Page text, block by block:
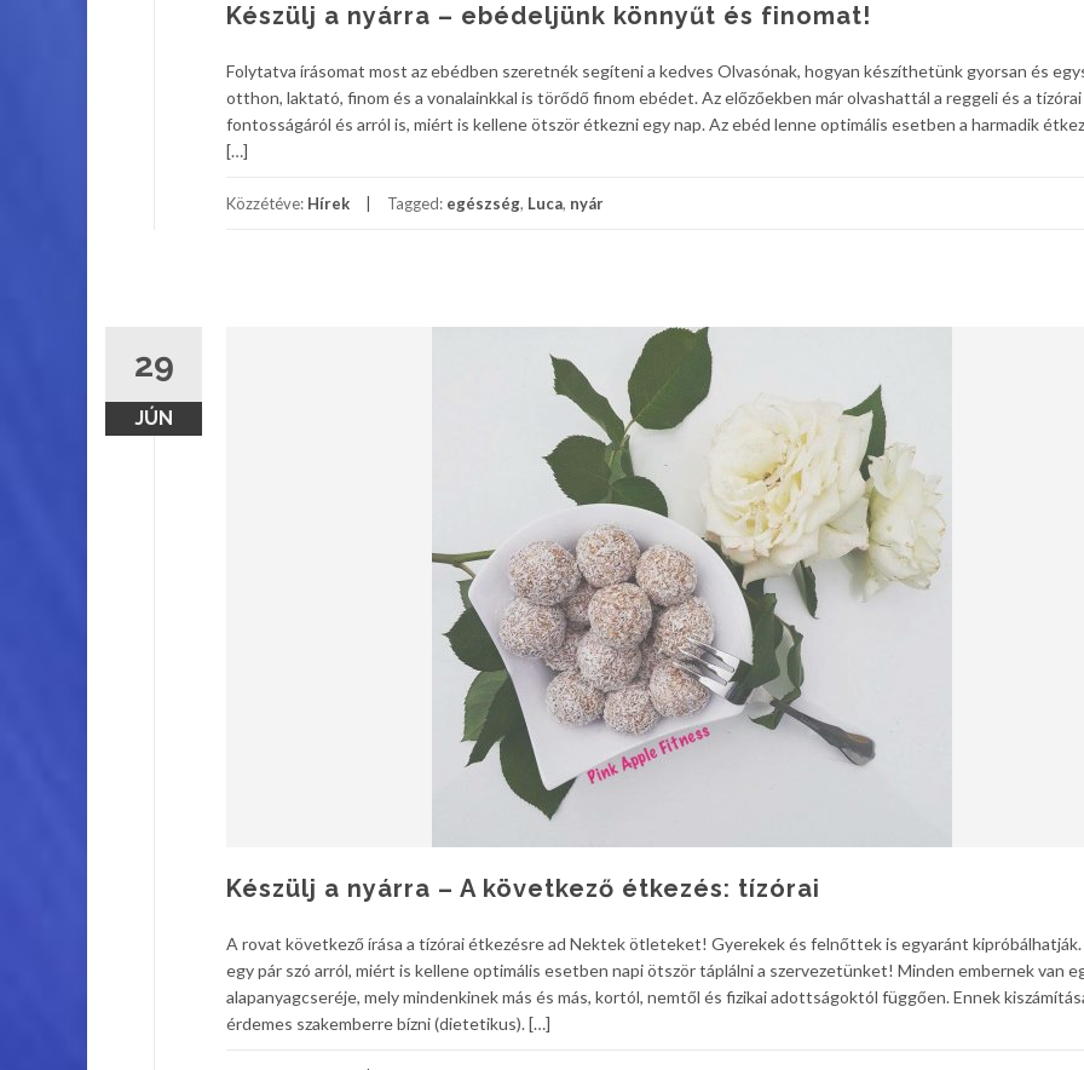
Készülj a nyárra – ebédeljünk könnyűt és finomat!
Folytatva írásomat most az ebédben szeretnék segíteni a kedves Olvasónak, hogyan készíthetünk gyorsan és
otthon, laktató, finom és a vonalainkkal is törődő finom ebédet. Az előzőekben már olvashattál a reggeli és a tízórai
fontosságáról és arról is, miért is kellene ötször étkezni egy nap. Az ebéd lenne optimális esetben a harmadik
[…]
Közzétéve: Hírek Tagged: egészség, Luca, nyár
29
JÚN
Készülj a nyárra – A következő étkezés: tízórai
A rovat következő írása a tízórai étkezésre ad Nektek ötleteket! Gyerekek és felnőttek is egyaránt
egy pár szó arról, miért is kellene optimális esetben napi ötször táplálni a szervezetünket! Minden embernek van
alapanyagcseréje, mely mindenkinek más és más, kortól, nemtől és fizikai adottságoktól függően. Ennek
érdemes szakemberre bízni (dietetikus). […]